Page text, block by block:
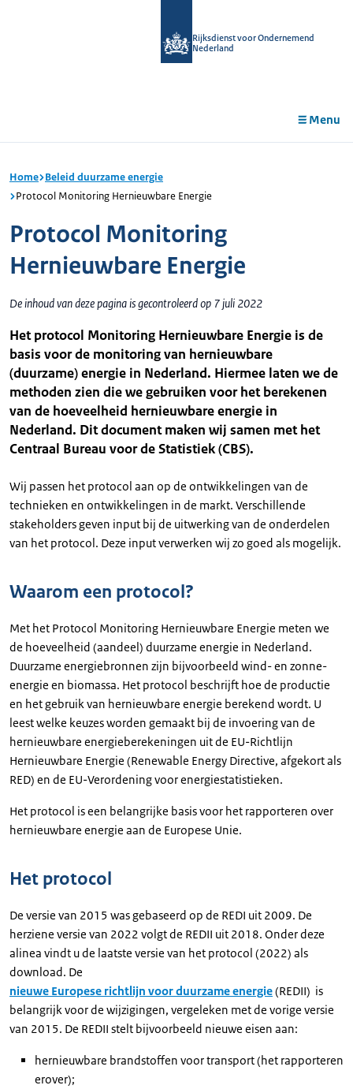
Rijksdienst voor Ondernemend
Nederland
Menu
Home Beleid duurzame energie
Protocol Monitoring Hernieuwbare Energie
Protocol Monitoring
Hernieuwbare Energie
De inhoud van deze pagina is gecontroleerd op 7 juli 2022
Het protocol Monitoring Hernieuwbare Energie is de
basis voor de monitoring van hernieuwbare
(duurzame) energie in Nederland. Hiermee laten we de
methoden zien die we gebruiken voor het berekenen
van de hoeveelheid hernieuwbare energie in
Nederland. Dit document maken wij samen methet
Centraal Bureau voor de Statistiek (CBS).
Wij passen het protocol aan op de ontwikkelingen van de
technieken en ontwikkelingen in de markt. Verschillende
stakeholders geven input bij de uitwerking van de onderdelen
van het protocol. Deze input verwerken wij zo goed als mogelijk.
Waarom een protocol?
Met het Protocol Monitoring Hernieuwbare Energie meten we
de hoeveelheid (aandeel) duurzame energie in Nederland.
Duurzame energiebronnen zijn bijvoorbeeld wind- en zonne-
energie en biomassa. Het protocol beschrijft hoe de productie
en het gebruik van hernieuwbare energie berekend wordt. U
leest welke keuzes worden gemaakt bij de invoering van de
hernieuwbare energieberekeningen uit de EU-Richtlijn
Hernieuwbare Energie (Renewable Energy Directive, afgekort als
RED) en de EU-Verordening voor energiestatistieken.
Het protocol is een belangrijke basis voor het rapporteren over
hernieuwbare energie aan de Europese Unie.
Het protocol
De versie van 2015 was gebaseerd op de REDI uit 2009. De
herziene versie van 2022 volgt de REDII uit 2018. Onder deze
alinea vindt u de laatste versie van het protocol (2022) als
download. De
nieuwe Europese richtlijn voor duurzame energie(REDII) is
belangrijk voor de wijzigingen, vergeleken met de vorige versie
van 2015. De REDII stelt bijvoorbeeld nieuwe eisen aan:
hernieuwbare brandstoffen voor transport (het rapporteren
erover);